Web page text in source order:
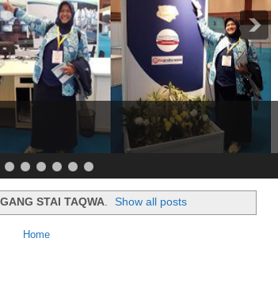
STAI TAQWA. Show all posts
Home